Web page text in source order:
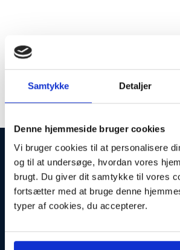
Samtykke Detaljer
Denne hjemmeside bruger cookies
Vi bruger cookies til at personalisere
og til at undersøge, hvordan vores
brugt. Du giver dit samtykke til vores
fortsætter med at bruge denne
typer af cookies, du accepterer.
Dyson
INFORMATIONER
Fortrydelsesret
Firma profil
Kontakt os
Betingelser & Vilkår
Loyalitetsrabat. Rabat til faste kunder
Oversigt
Fragt og Levering